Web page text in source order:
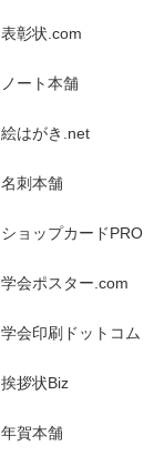
表彰状.com
ノート本舗
絵はがき.net
名刺本舗
ショップカードPRO
学会ポスター.com
学会印刷ドットコム
挨拶状Biz
年賀本舗